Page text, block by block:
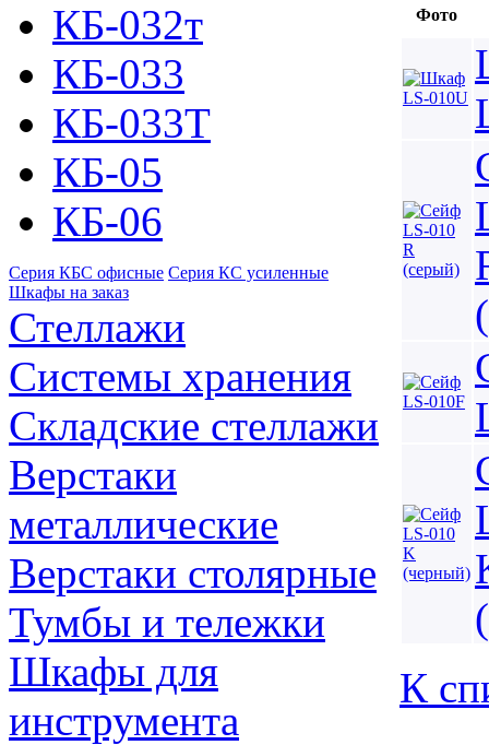
КБ-032т
КБ-033
КБ-033Т
КБ-05
КБ-06
Серия КБС офисные Серия КC усиленные
Шкафы на заказ
Стеллажи
Системы хранения
Складские стеллажи
Верстаки
металлические
Верстаки столярные
Тумбы и тележки
Шкафы для
инструмента
Фото
К